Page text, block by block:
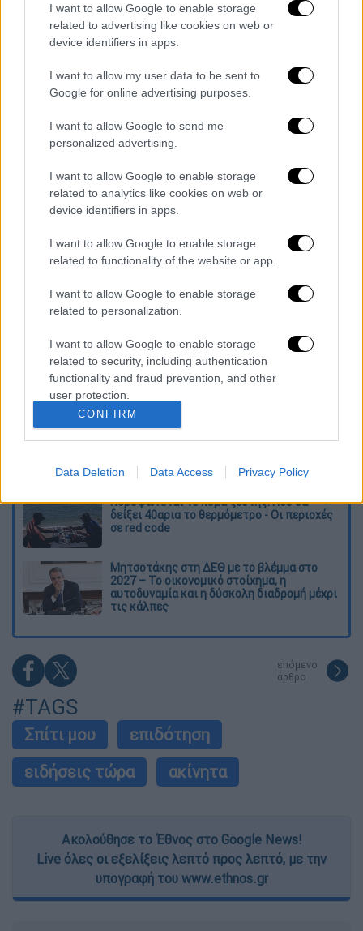
I want to allow Google to enable storage
related to advertising like cookies on web or
device identifiers in apps.
I want to allow my user data to be sent to
Google for online advertising purposes.
I want to allow Google to send me
personalized advertising.
I want to allow Google to enable storage
related to analytics like cookies on web or
device identifiers in apps.
I want to allow Google to enable storage
related to functionality of the website or app.
I want to allow Google to enable storage
related to personalization.
I want to allow Google to enable storage
related to security, including authentication
functionality and fraud prevention, and other
user protection.
CONFIRM
Data Deletion Data Access Privacy Policy
Διαβάστε τη συνέχεια στο imerisia.gr
Τα σχολιά σας δημοσιεύονται άμεσα με δική σας ευθύνη. Το
Διαβάστε ακόμη
Ξεφυλλίζοντας... τέσσερις ιστορίες για τη
γνώση, τη φύση και την τεχνολογία
Κορυφώνεται το κύμα ζέστης: Πού θα
δείξει 40αρια το θερμόμετρο - Οι περιοχές
σε red code
Μητσοτάκης στη ΔΕΘ με το βλέμμα στο
2027 – Το οικονομικό στοίχημα, η
αυτοδυναμία και η δύσκολη διαδρομή μέχρι
τις κάλπες
επόμενο
άρθρο
#TAGS
Σπίτι μου
επιδότηση
ειδήσεις τώρα
ακίνητα
Ακολούθησε το Έθνος στο Google News!
Live όλες οι εξελίξεις λεπτό προς λεπτό, με την
υπογραφή του www.ethnos.gr